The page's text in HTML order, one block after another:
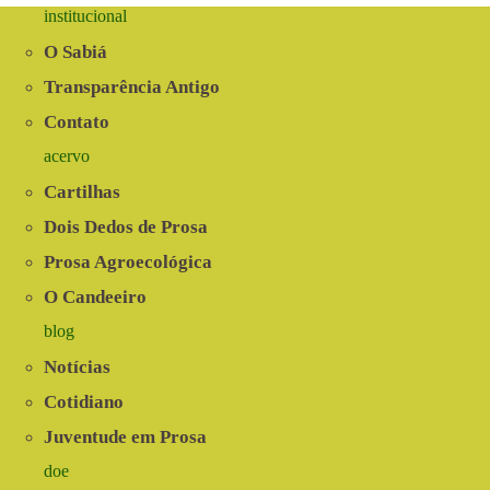
institucional
O Sabiá
Transparência Antigo
Contato
acervo
Cartilhas
Dois Dedos de Prosa
Prosa Agroecológica
O Candeeiro
blog
Notícias
Cotidiano
Juventude em Prosa
doe